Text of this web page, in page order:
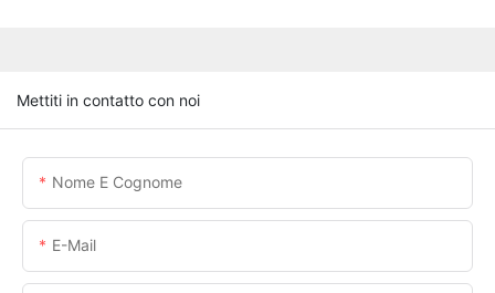
Mettiti in contatto con noi
Nome E Cognome
E-Mail